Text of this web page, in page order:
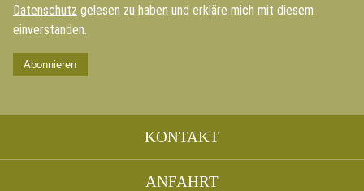
Datenschutz gelesen zu haben und erkläre mich mit diesem
einverstanden.
Abonnieren
überspringen
KONTAKT
ANFAHRT